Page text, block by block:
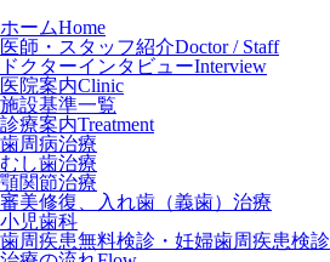
ホームHome
医師・スタッフ紹介Doctor / Staff
ドクターインタビューInterview
医院案内Clinic
施設基準一覧
診療案内Treatment
歯周病治療
むし歯治療
顎関節治療
審美修復、入れ歯（義歯）治療
小児歯科
歯周疾患無料検診・妊婦歯周疾患検診